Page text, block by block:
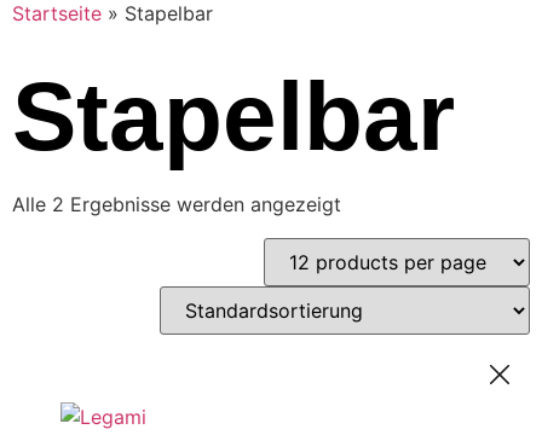
Startseite » Stapelbar
Stapelbar
Alle 2 Ergebnisse werden angezeigt